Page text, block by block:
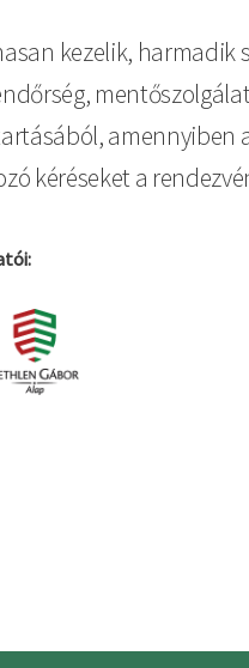
kezelik, harmadik
amennyiben
kéréseket a